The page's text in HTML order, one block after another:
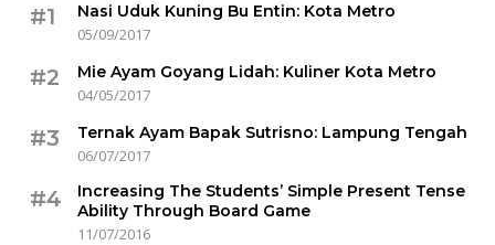
#1
Nasi Uduk Kuning Bu Entin: Kota Metro
05/09/2017
#2
Mie Ayam Goyang Lidah: Kuliner Kota Metro
04/05/2017
#3
Ternak Ayam Bapak Sutrisno: Lampung Tengah
06/07/2017
#4
Increasing The Students’ Simple Present Tense
Ability Through Board Game
11/07/2016